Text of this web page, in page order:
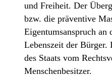
und Freiheit. Der
bzw. die präventive
Eigentumsanspruch an
Lebenszeit der Bürger.
des Staats vom
Menschenbesitzer.